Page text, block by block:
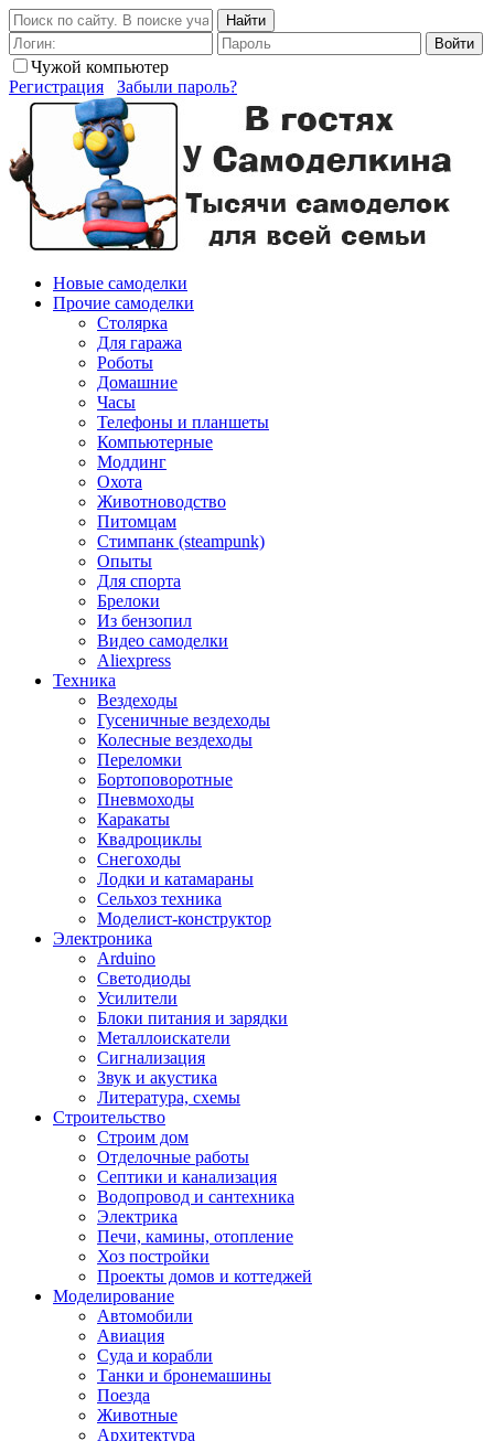
Найти
Войти
Чужой компьютер
Регистрация
Забыли пароль?
Новые самоделки
Прочие самоделки
Столярка
Для гаража
Роботы
Домашние
Часы
Телефоны и планшеты
Компьютерные
Моддинг
Охота
Животноводство
Питомцам
Стимпанк (steampunk)
Опыты
Для спорта
Брелоки
Из бензопил
Видео самоделки
Aliexpress
Техника
Вездеходы
Гусеничные вездеходы
Колесные вездеходы
Переломки
Бортоповоротные
Пневмоходы
Каракаты
Квадроциклы
Снегоходы
Лодки и катамараны
Сельхоз техника
Моделист-конструктор
Электроника
Arduino
Светодиоды
Усилители
Блоки питания и зарядки
Металлоискатели
Сигнализация
Звук и акустика
Литература, схемы
Строительство
Строим дом
Отделочные работы
Септики и канализация
Водопровод и сантехника
Электрика
Печи, камины, отопление
Хоз постройки
Проекты домов и коттеджей
Моделирование
Автомобили
Авиация
Суда и корабли
Танки и бронемашины
Поезда
Животные
Архитектура